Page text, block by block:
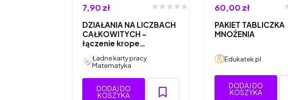
7,90 zł
DZIAŁANIA NA LICZBACH
CAŁKOWITYCH -
łączenie krope…
Ładne karty pracy
Matematyka
DODAJ DO
KOSZYKA
60,00 zł
PAKIET TABLICZKA
MNOŻENIA
Edukatek.pl
DODAJ DO
KOSZYKA